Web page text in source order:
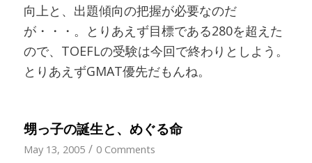
向上と、出題傾向の把握が必要なのだ
が・・・。とりあえず目標である280を超えた
ので、TOEFLの受験は今回で終わりとしよう。
とりあえずGMAT優先だもんね。
甥っ子の誕生と、めぐる命
May 13, 2005 / 0 Comments